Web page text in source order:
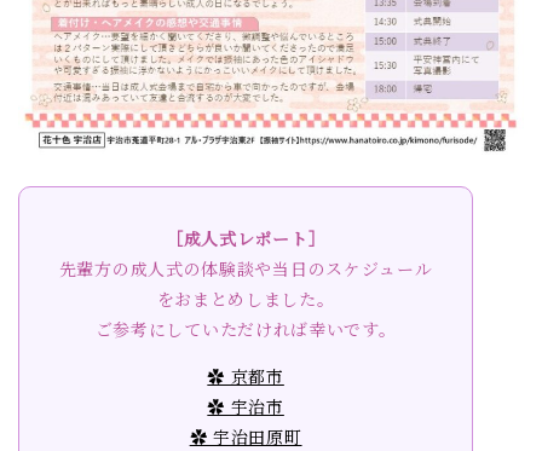
［成人式レポート］
先輩方の成人式の体験談や当日のスケジュール
をおまとめしました。
ご参考にしていただければ幸いです。
✿ 京都市
✿ 宇治市
✿ 宇治田原町